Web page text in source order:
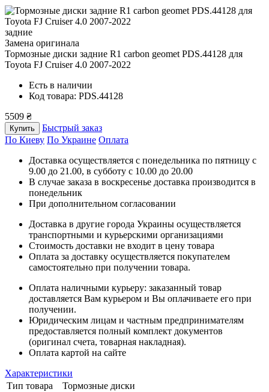
задние
Замена оригинала
Тормозные диски задние R1 carbon geomet PDS.44128 для
Toyota FJ Cruiser 4.0 2007-2022
Есть в наличии
Код товара: PDS.44128
5509 ₴
Купить
Быстрый заказ
По Киеву По Украине Оплата
Доставка осуществляется с понедельника по пятницу с
9.00 до 21.00, в субботу с 10.00 до 20.00
В случае заказа в воскресенье доставка производится в
понедельник
При дополнительном согласовании
Доставка в другие города Украины осуществляется
транспортными и курьерскими организациями
Стоимость доставки не входит в цену товара
Оплата за доставку осуществляется покупателем
самостоятельно при получении товара.
Оплата наличными курьеру: заказанный товар
доставляется Вам курьером и Вы оплачиваете его при
получении.
Юридическим лицам и частным предпринимателям
предоставляется полный комплект документов
(оригинал счета, товарная накладная).
Оплата картой на сайте
Характеристики
Тип товара
Тормозные диски